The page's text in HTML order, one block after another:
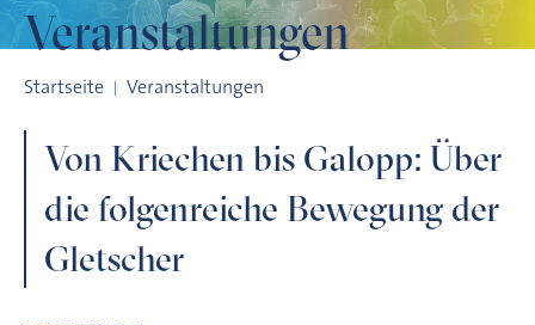
Veranstaltungen
Startseite Veranstaltungen
Von Kriechen bis Galopp: Über
die folgenreiche Bewegung der
Gletscher